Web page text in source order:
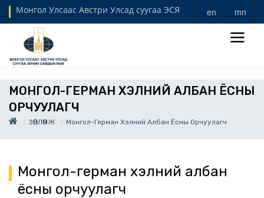
Монгол Улсаас Австри Улсад суугаа ЭСЯ en mn
МОНГОЛ-ГЕРМАН ХЭЛНИЙ АЛБАН ЁСНЫ
ОРЧУУЛАГЧ
ЗӨВЛӨМЖ Монгол-Герман Хэлний Албан Ёсны Орчуулагч
Монгол-герман хэлний албан
ёсны орчуулагч